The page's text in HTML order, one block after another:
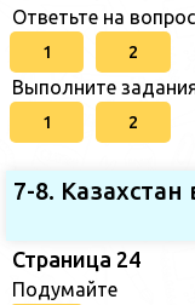
Ответьте на
1 2
Выполните
1 2
7-8.
Страница 24
Подумайте